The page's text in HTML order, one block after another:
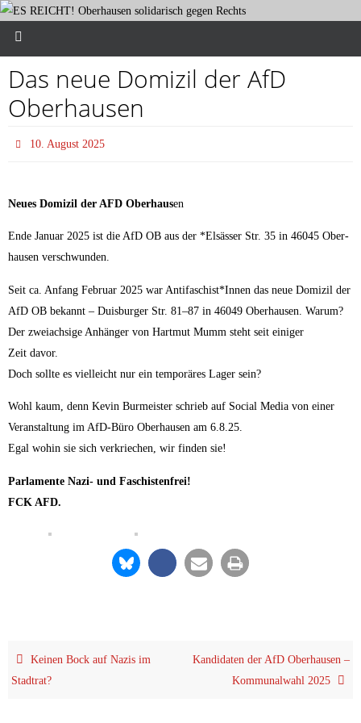
Das neue Domi­zil der AfD
Oberhausen
10. August 2025
Neu­es Domi­zil der AFD Ober­hausen
Ende Janu­ar 2025 ist die AfD OB aus der *Elsäs­ser Str. 35 in 46045 Ober­
hau­sen verschwunden.
Seit ca. Anfang Febru­ar 2025 war Antifaschist*Innen das neue Domi­zil der
AfD OB bekannt – Duis­bur­ger Str. 81–87 in 46049 Ober­hau­sen. Warum?
Der zwei­ach­si­ge Anhän­ger von Hart­mut Mumm steht seit eini­ger
Zeit davor.
Doch soll­te es viel­leicht nur ein tem­po­rä­res Lager sein?
Wohl kaum, denn Kevin Bur­meis­ter schrieb auf Social Media von einer
Ver­an­stal­tung im AfD-Büro Ober­hau­sen am 6.8.25.
Egal wohin sie sich ver­krie­chen, wir fin­den sie!
Par­la­men­te Nazi- und Faschistenfrei!
FCK AFD.
Kei­nen Bock auf Nazis im
Stadtrat?
Kan­di­da­ten der AfD Ober­hau­sen –
Kom­mu­nal­wahl 2025